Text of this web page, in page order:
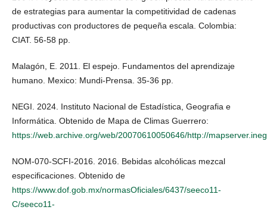
de estrategias para aumentar la competitividad de cadenas
productivas con productores de pequeña escala. Colombia:
CIAT. 56-58 pp.
Malagón, E. 2011. El espejo. Fundamentos del aprendizaje
humano. Mexico: Mundi-Prensa. 35-36 pp.
NEGI. 2024. Instituto Nacional de Estadística, Geografia e
Informática. Obtenido de Mapa de Climas Guerrero:
https://web.archive.org/web/20070610050646/http://
NOM-070-SCFI-2016. 2016. Bebidas alcohólicas mezcal
especificaciones. Obtenido de
https://www.dof.gob.mx/normasOficiales/6437/seeco11-
C/seeco11-